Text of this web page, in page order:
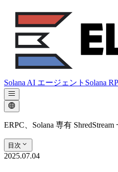
Solana AI エージェント Solana
ERPC、Solana 専有
目次
2025.07.04